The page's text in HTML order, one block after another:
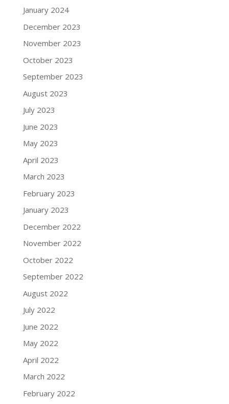
January 2024
December 2023
November 2023
October 2023
September 2023
August 2023
July 2023
June 2023
May 2023
April 2023
March 2023
February 2023
January 2023
December 2022
November 2022
October 2022
September 2022
August 2022
July 2022
June 2022
May 2022
April 2022
March 2022
February 2022